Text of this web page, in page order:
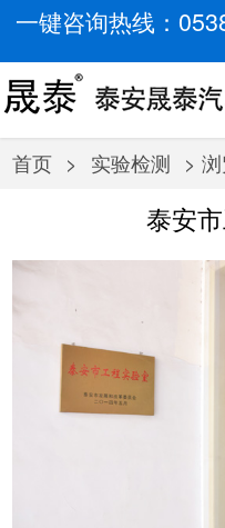
一键咨询热线：
首页 > 实验检测 >
泰安